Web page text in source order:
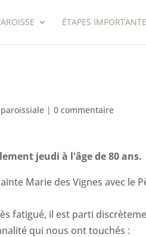
ÉTAPES
|0 commentaire
jeudi à l'âge de 80 ans.
Marie des Vignes avec le
fatigué, il est parti
qui nous ont touchés :